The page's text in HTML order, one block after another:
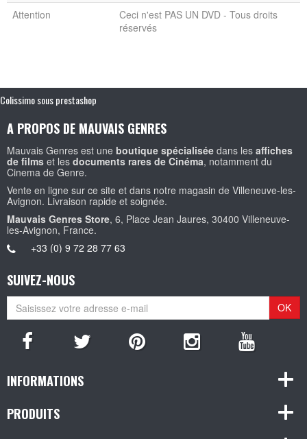
Attention
Ceci n'est PAS UN DVD - Tous droits
réservés
Colissimo sous prestashop
A PROPOS DE MAUVAIS GENRES
Mauvais Genres est une boutique spécialisée dans les affiches
de films et les documents rares de Cinéma, notamment du
Cinema de Genre.
Vente en ligne sur ce site et dans notre magasin de Villeneuve-les-
Avignon. Livraison rapide et soignée.
Mauvais Genres Store, 6, Place Jean Jaures, 30400 Villeneuve-
les-Avignon, France.
+33 (0) 9 72 28 77 63
SUIVEZ-NOUS
OK
INFORMATIONS
PRODUITS